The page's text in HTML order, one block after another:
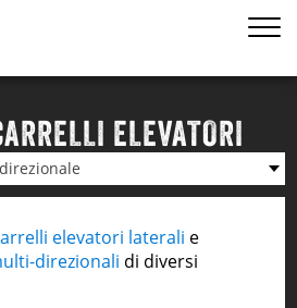
ELEVATORI
elevatori laterali e
direzionali di diversi